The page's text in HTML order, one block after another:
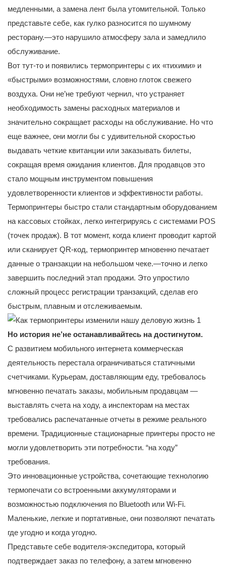
медленными, а замена лент была утомительной. Только
представьте себе, как гулко разносится по шумному
ресторану.—это нарушило атмосферу зала и замедлило
обслуживание.
Вот тут-то и появились термопринтеры с их «тихими» и
«быстрыми» возможностями, словно глоток свежего
воздуха. Они не’не требуют чернил, что устраняет
необходимость замены расходных материалов и
значительно сокращает расходы на обслуживание. Но что
еще важнее, они могли бы с удивительной скоростью
выдавать четкие квитанции или заказывать билеты,
сокращая время ожидания клиентов. Для продавцов это
стало мощным инструментом повышения
удовлетворенности клиентов и эффективности работы.
Термопринтеры быстро стали стандартным оборудованием
на кассовых стойках, легко интегрируясь с системами POS
(точек продаж). В тот момент, когда клиент проводит картой
или сканирует QR-код, термопринтер мгновенно печатает
данные о транзакции на небольшом чеке.—точно и легко
завершить последний этап продажи. Это упростило
сложный процесс регистрации транзакций, сделав его
быстрым, плавным и отслеживаемым.
Но история не’не останавливайтесь на достигнутом.
С развитием мобильного интернета коммерческая
деятельность перестала ограничиваться статичными
счетчиками. Курьерам, доставляющим еду, требовалось
мгновенно печатать заказы, мобильным продавцам —
выставлять счета на ходу, а инспекторам на местах
требовались распечатанные отчеты в режиме реального
времени. Традиционные стационарные принтеры просто не
могли удовлетворить эти потребности. “на ходу”
требования.
Это инновационные устройства, сочетающие технологию
термопечати со встроенными аккумуляторами и
возможностью подключения по Bluetooth или Wi-Fi.
Маленькие, легкие и портативные, они позволяют печатать
где угодно и когда угодно.
Представьте себе водителя-экспедитора, который
подтверждает заказ по телефону, а затем мгновенно